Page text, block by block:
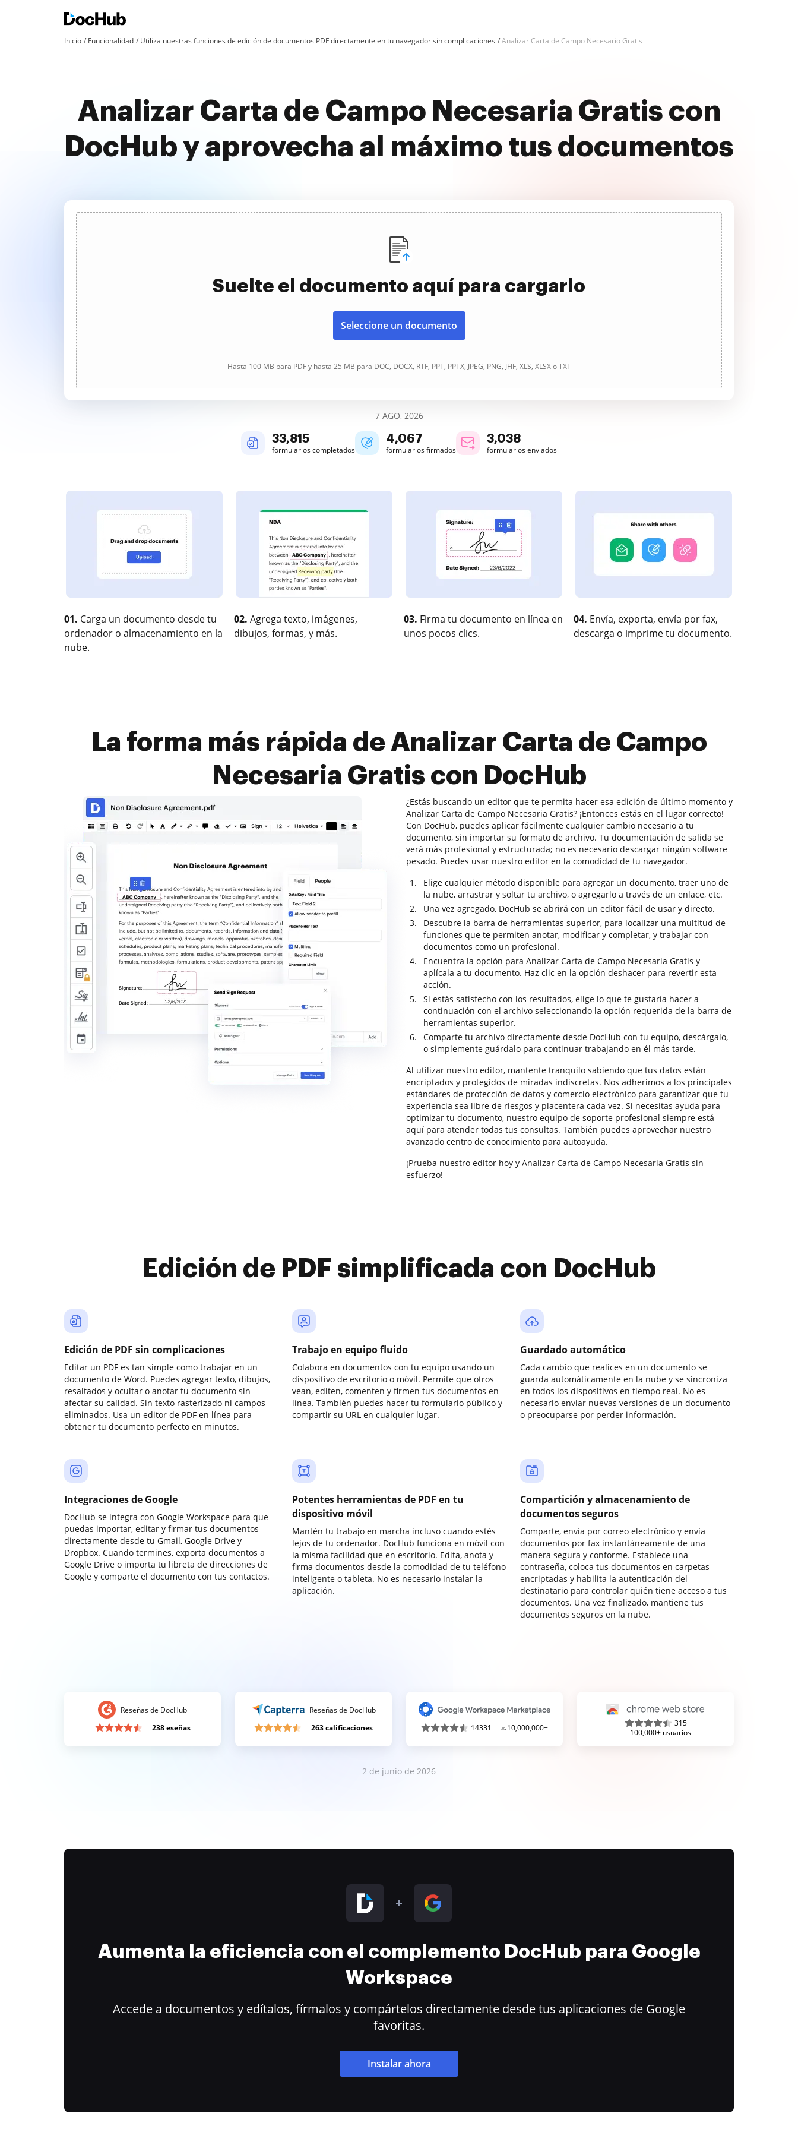
Inicio Funcionalidad Utiliza nuestras funciones de edición de documentos PDF directamente en tu navegador sin complicaciones Analizar Carta de Campo Necesario Gratis
Analizar Carta de Campo Necesaria Gratis con
DocHub y aprovecha al máximo tus documentos
Suelte el documento aquí para cargarlo
Seleccione un documento
Hasta 100 MB para PDF y hasta 25 MB para DOC, DOCX, RTF, PPT, PPTX, JPEG, PNG, JFIF, XLS, XLSX o TXT
7 AGO, 2026
33,816
formularios completados
4,068
formularios firmados
3,038
formularios enviados
01. Carga un documento desde tu
ordenador o almacenamiento en la
nube.
02. Agrega texto, imágenes,
dibujos, formas, y más.
03. Firma tu documento en línea en
unos pocos clics.
04. Envía, exporta, envía por fax,
descarga o imprime tu documento.
La forma más rápida de Analizar Carta de Campo
Necesaria Gratis con DocHub
¿Estás buscando un editor que te permita hacer esa edición de último momento y
Analizar Carta de Campo Necesaria Gratis? ¡Entonces estás en el lugar correcto!
Con DocHub, puedes aplicar fácilmente cualquier cambio necesario a tu
documento, sin importar su formato de archivo. Tu documentación de salida se
verá más profesional y estructurada; no es necesario descargar ningún software
pesado. Puedes usar nuestro editor en la comodidad de tu navegador.
Elige cualquier método disponible para agregar un documento, traer uno de
la nube, arrastrar y soltar tu archivo, o agregarlo a través de un enlace, etc.
Una vez agregado, DocHub se abrirá con un editor fácil de usar y directo.
Descubre la barra de herramientas superior, para localizar una multitud de
funciones que te permiten anotar, modificar y completar, y trabajar con
documentos como un profesional.
Encuentra la opción para Analizar Carta de Campo Necesaria Gratis y
aplícala a tu documento. Haz clic en la opción deshacer para revertir esta
acción.
Si estás satisfecho con los resultados, elige lo que te gustaría hacer a
continuación con el archivo seleccionando la opción requerida de la barra de
herramientas superior.
Comparte tu archivo directamente desde DocHub con tu equipo, descárgalo,
o simplemente guárdalo para continuar trabajando en él más tarde.
Al utilizar nuestro editor, mantente tranquilo sabiendo que tus datos están
encriptados y protegidos de miradas indiscretas. Nos adherimos a los principales
estándares de protección de datos y comercio electrónico para garantizar que tu
experiencia sea libre de riesgos y placentera cada vez. Si necesitas ayuda para
optimizar tu documento, nuestro equipo de soporte profesional siempre está
aquí para atender todas tus consultas. También puedes aprovechar nuestro
avanzado centro de conocimiento para autoayuda.
¡Prueba nuestro editor hoy y Analizar Carta de Campo Necesaria Gratis sin
esfuerzo!
Edición de PDF simplificada con DocHub
Edición de PDF sin complicaciones
Editar un PDF es tan simple como trabajar en un
documento de Word. Puedes agregar texto, dibujos,
resaltados y ocultar o anotar tu documento sin
afectar su calidad. Sin texto rasterizado ni campos
eliminados. Usa un editor de PDF en línea para
obtener tu documento perfecto en minutos.
Trabajo en equipo fluido
Colabora en documentos con tu equipo usando un
dispositivo de escritorio o móvil. Permite que otros
vean, editen, comenten y firmen tus documentos en
línea. También puedes hacer tu formulario público y
compartir su URL en cualquier lugar.
Guardado automático
Cada cambio que realices en un documento se
guarda automáticamente en la nube y se sincroniza
en todos los dispositivos en tiempo real. No es
necesario enviar nuevas versiones de un documento
o preocuparse por perder información.
Integraciones de Google
DocHub se integra con Google Workspace para que
puedas importar, editar y firmar tus documentos
directamente desde tu Gmail, Google Drive y
Dropbox. Cuando termines, exporta documentos a
Google Drive o importa tu libreta de direcciones de
Google y comparte el documento con tus contactos.
Potentes herramientas de PDF en tu
dispositivo móvil
Mantén tu trabajo en marcha incluso cuando estés
lejos de tu ordenador. DocHub funciona en móvil con
la misma facilidad que en escritorio. Edita, anota y
firma documentos desde la comodidad de tu teléfono
inteligente o tableta. No es necesario instalar la
aplicación.
Compartición y almacenamiento de
documentos seguros
Comparte, envía por correo electrónico y envía
documentos por fax instantáneamente de una
manera segura y conforme. Establece una
contraseña, coloca tus documentos en carpetas
encriptadas y habilita la autenticación del
destinatario para controlar quién tiene acceso a tus
documentos. Una vez finalizado, mantiene tus
documentos seguros en la nube.
Reseñas de DocHub
238 eseñas
Reseñas de DocHub
263 calificaciones
14331 10,000,000+
315
100,000+ usuarios
2 de junio de 2026
Aumenta la eficiencia con el complemento DocHub para Google
Workspace
Accede a documentos y edítalos, fírmalos y compártelos directamente desde tus aplicaciones de Google
favoritas.
Instalar ahora